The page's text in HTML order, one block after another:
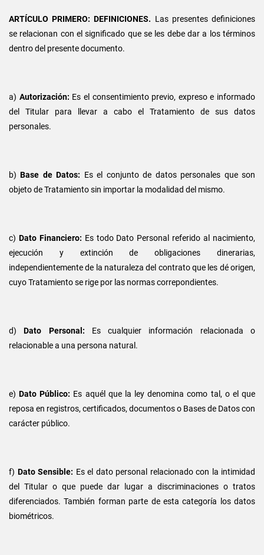
ARTÍCULO PRIMERO: DEFINICIONES. Las presentes definiciones
se relacionan con el significado que se les debe dar a los términos
dentro del presente documento.
a) Autorización: Es el consentimiento previo, expreso e informado
del Titular para llevar a cabo el Tratamiento de sus datos
personales.
b)Base de Datos: Es el conjunto de datos personales que son
objeto de Tratamiento sin importar la modalidad del mismo.
c) Dato Financiero: Es todo Dato Personal referido al nacimiento,
ejecución y extinción de obligaciones dinerarias,
independientemente de la naturaleza del contrato que les dé origen,
cuyo Tratamiento se rige por las normas correpondientes.
d)Dato Personal: Es cualquier información relacionada o
relacionable a una persona natural.
e)Dato Público: Es aquél que la ley denomina como tal, o el que
reposa en registros, certificados, documentos o Bases de Datos con
carácter público.
f) Dato Sensible: Es el dato personal relacionado con la intimidad
del Titular o que puede dar lugar a discriminaciones o tratos
diferenciados. También forman parte de esta categoría los datos
biométricos.